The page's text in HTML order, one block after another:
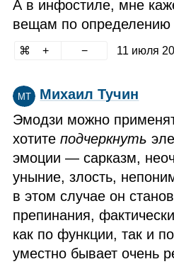
А в инфостиле, мне
вещам по определению
11 июля
МТ
Михаил Тучин
Эмодзи можно
хотитеподчеркнуть
эмоции — сарказм,
уныние, злость,
в этом случае он
препинания,
как по функции, так и
уместно бывает очень